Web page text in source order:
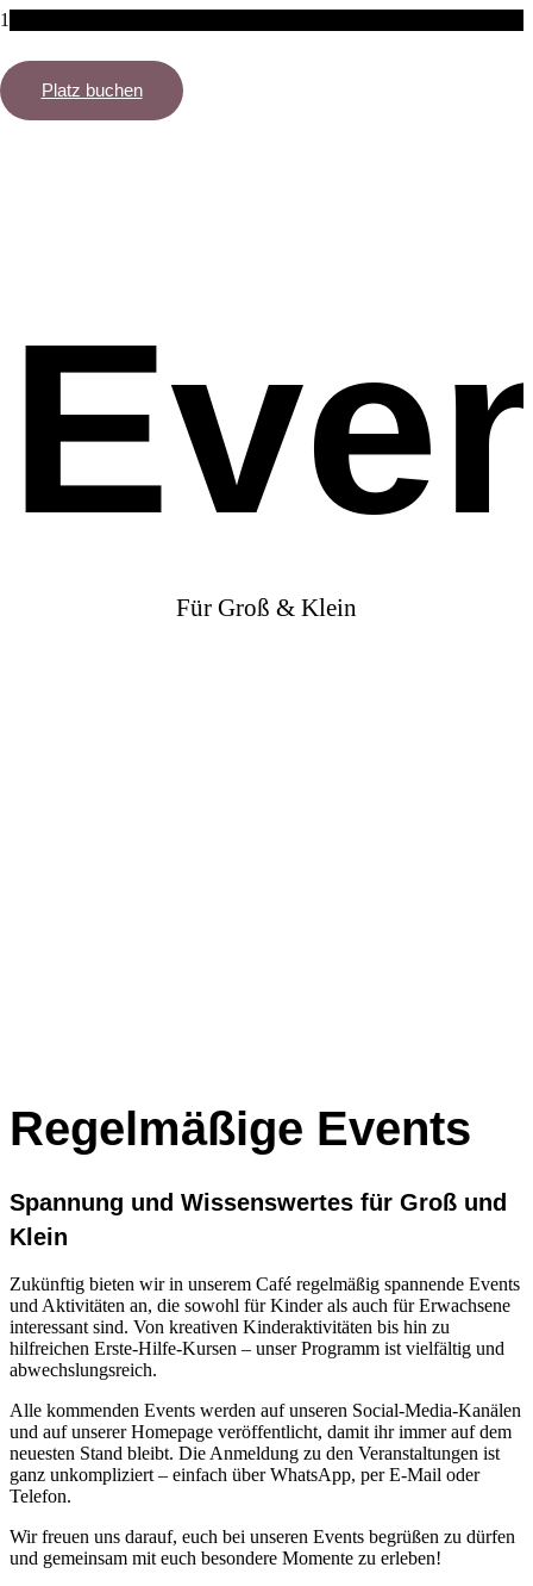
Platz buchen FIDERALALA
Für Groß & Klein
Regelmäßige Events
Spannung und Wissenswertes für Groß und
Klein
Zukünftig bieten wir in unserem Café regelmäßig spannende Events
und Aktivitäten an, die sowohl für Kinder als auch für Erwachsene
interessant sind. Von kreativen Kinderaktivitäten bis hin zu
hilfreichen Erste-Hilfe-Kursen – unser Programm ist vielfältig und
abwechslungsreich.
Alle kommenden Events werden auf unseren Social-Media-Kanälen
und auf unserer Homepage veröffentlicht, damit ihr immer auf dem
neuesten Stand bleibt. Die Anmeldung zu den Veranstaltungen ist
ganz unkompliziert – einfach über WhatsApp, per E-Mail oder
Telefon.
Wir freuen uns darauf, euch bei unseren Events begrüßen zu dürfen
und gemeinsam mit euch besondere Momente zu erleben!